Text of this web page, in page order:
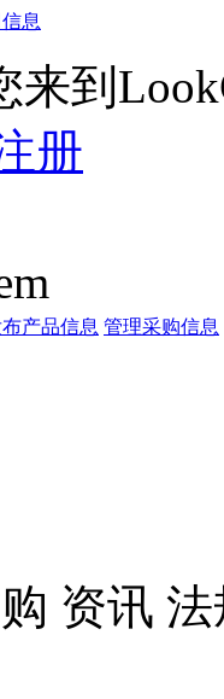
息
来到
册
产品信息 管理采购信息
资讯 法